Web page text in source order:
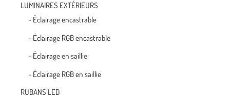
LUMINAIRES EXTÉRIEURS
~ Éclairage encastrable
~ Éclairage RGB encastrable
~ Éclairage en saillie
~ Éclairage RGB en saillie
RUBANS LED